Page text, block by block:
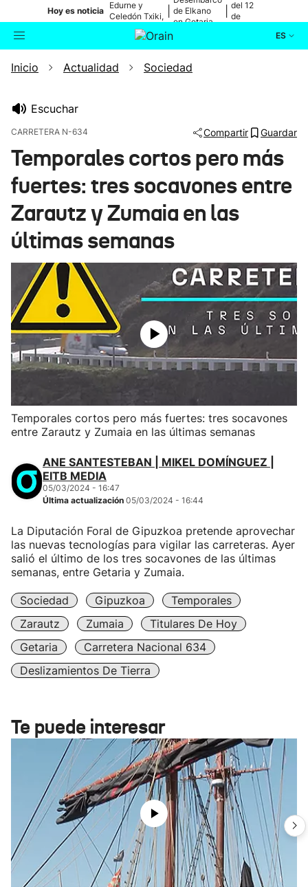
Hoy es noticia
Edurne y
Celedón Txiki,
en directo
de Elkano
en Getaria
del 12
de
ES
Buscador Actualidad
Ikusmiran
Eguraldia
Inicio Actualidad Sociedad
Escuchar
CARRETERA N-634 Compartir Guardar
Temporales cortos pero más
fuertes: tres socavones entre
Zarautz y Zumaia en las
últimas semanas
Temporales cortos pero más fuertes: tres socavones
entre Zarautz y Zumaia en las últimas semanas
ANE SANTESTEBAN | MIKEL DOMÍNGUEZ |
EITB MEDIA
05/03/2024 - 16:47
Última actualización05/03/2024 - 16:44
La Diputación Foral de Gipuzkoa pretende aprovechar
las nuevas tecnologías para vigilar las carreteras. Ayer
salió el último de los tres socavones de las últimas
semanas, entre Getaria y Zumaia.
Sociedad Gipuzkoa
Temporales
Zarautz
Zumaia
Titulares De Hoy
Getaria
Carretera Nacional 634
Deslizamientos De Tierra
Te puede interesar